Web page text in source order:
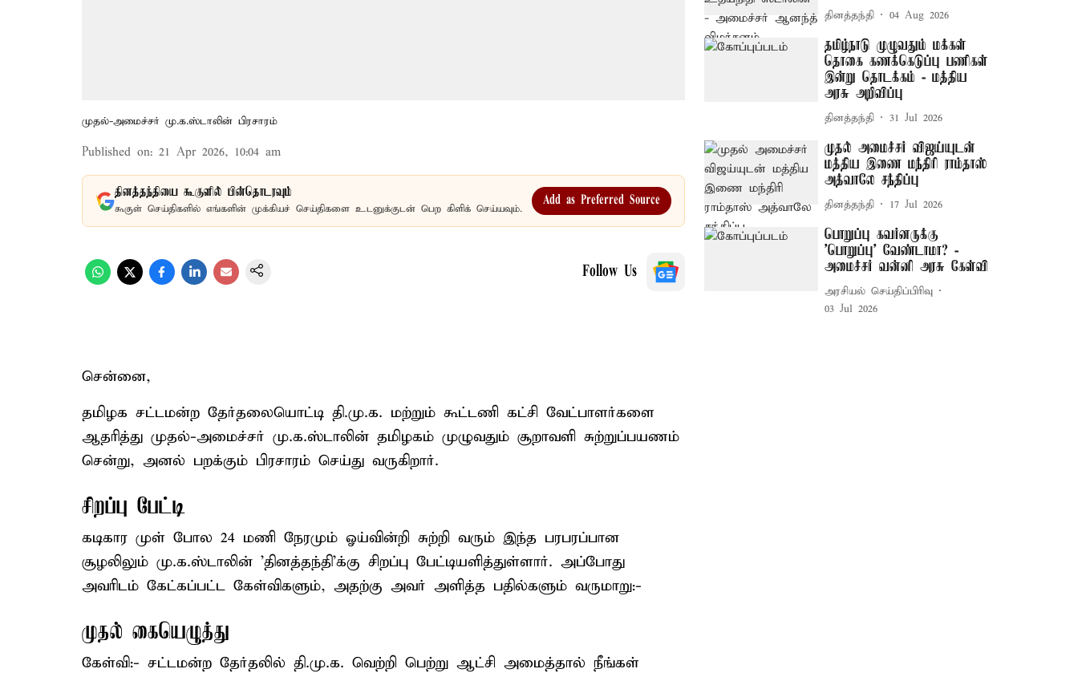
முதல்-அமைச்சர் மு.க.ஸ்டாலின் பிரசாரம்
Published on: 21 Apr 2026, 10:04 am
தினத்தந்தியை கூகுளில் பின்தொடரவும்
கூகுள் செய்திகளில் எங்களின் முக்கியச் செய்திகளை உடனுக்குடன் பெற கிளிக் செய்யவும்.
Add as Preferred Source
Follow Us
சென்னை,
தமிழக சட்டமன்ற தேர்தலையொட்டி தி.மு.க. மற்றும் கூட்டணி கட்சி வேட்பாளர்களை
ஆதரித்து முதல்-அமைச்சர் மு.க.ஸ்டாலின் தமிழகம் முழுவதும் சூறாவளி சுற்றுப்பயணம்
சென்று, அனல் பறக்கும் பிரசாரம் செய்து வருகிறார்.
சிறப்பு பேட்டி
கடிகார முள் போல 24 மணி நேரமும் ஓய்வின்றி சுற்றி வரும் இந்த பரபரப்பான
சூழலிலும் மு.க.ஸ்டாலின் 'தினத்தந்தி'க்கு சிறப்பு பேட்டியளித்துள்ளார். அப்போது
அவரிடம் கேட்கப்பட்ட கேள்விகளும், அதற்கு அவர் அளித்த பதில்களும் வருமாறு:-
முதல் கையெழுத்து
கேள்வி:- சட்டமன்ற தேர்தலில் தி.மு.க. வெற்றி பெற்று ஆட்சி அமைத்தால் நீங்கள்
தினத்தந்தி 04 Aug 2026
தமிழ்நாடு முழுவதும் மக்கள்
தொகை கணக்கெடுப்பு பணிகள்
இன்று தொடக்கம் - மத்திய
அரசு அறிவிப்பு
தினத்தந்தி 31 Jul 2026
முதல் அமைச்சர் விஜய்யுடன்
மத்திய இணை மந்திரி ராம்தாஸ்
அத்வாலே சந்திப்பு
தினத்தந்தி 17 Jul 2026
பொறுப்பு கவர்னருக்கு
'பொறுப்பு' வேண்டாமா? -
அமைச்சர் வன்னி அரசு கேள்வி
அரசியல் செய்திப்பிரிவு
03 Jul 2026